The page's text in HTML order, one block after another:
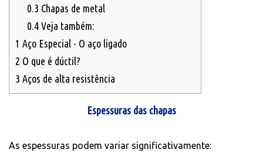
0.3 Chapas de metal
0.4Veja também:
1 Aço Especial - O aço ligado
2 O que é dúctil?
3 Aços de alta resistência
Espessuras das chapas
As espessuras podem variar significativamente: